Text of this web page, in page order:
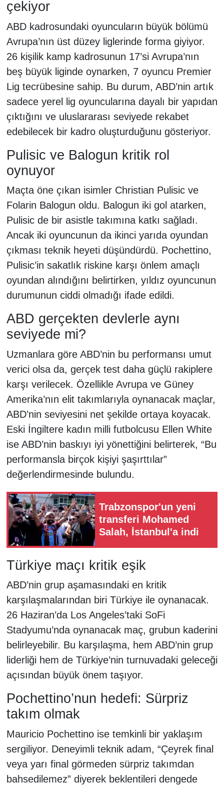
çekiyor
ABD kadrosundaki oyuncuların büyük bölümü
Avrupa’nın üst düzey liglerinde forma giyiyor.
26 kişilik kamp kadrosunun 17’si Avrupa’nın
beş büyük liginde oynarken, 7 oyuncu Premier
Lig tecrübesine sahip. Bu durum, ABD’nin artık
sadece yerel lig oyuncularına dayalı bir yapıdan
çıktığını ve uluslararası seviyede rekabet
edebilecek bir kadro oluşturduğunu gösteriyor.
Pulisic ve Balogun kritik rol
oynuyor
Maçta öne çıkan isimler Christian Pulisic ve
Folarin Balogun oldu. Balogun iki gol atarken,
Pulisic de bir asistle takımına katkı sağladı.
Ancak iki oyuncunun da ikinci yarıda oyundan
çıkması teknik heyeti düşündürdü. Pochettino,
Pulisic’in sakatlık riskine karşı önlem amaçlı
oyundan alındığını belirtirken, yıldız oyuncunun
durumunun ciddi olmadığı ifade edildi.
ABD gerçekten devlerle aynı
seviyede mi?
Uzmanlara göre ABD’nin bu performansı umut
verici olsa da, gerçek test daha güçlü rakiplere
karşı verilecek. Özellikle Avrupa ve Güney
Amerika’nın elit takımlarıyla oynanacak maçlar,
ABD’nin seviyesini net şekilde ortaya koyacak.
Eski İngiltere kadın milli futbolcusu Ellen White
ise ABD’nin baskıyı iyi yönettiğini belirterek, “Bu
performansla birçok kişiyi şaşırttılar”
değerlendirmesinde bulundu.
Trabzonspor'un yeni
transferi Mohamed
Salah, İstanbul'a indi
Türkiye maçı kritik eşik
ABD’nin grup aşamasındaki en kritik
karşılaşmalarından biri Türkiye ile oynanacak.
26 Haziran’da Los Angeles’taki SoFi
Stadyumu’nda oynanacak maç, grubun kaderini
belirleyebilir. Bu karşılaşma, hem ABD’nin grup
liderliği hem de Türkiye’nin turnuvadaki geleceği
açısından büyük önem taşıyor.
Pochettino’nun hedefi: Sürpriz
takım olmak
Mauricio Pochettino ise temkinli bir yaklaşım
sergiliyor. Deneyimli teknik adam, “Çeyrek final
veya yarı final görmeden sürpriz takımdan
bahsedilemez” diyerek beklentileri dengede